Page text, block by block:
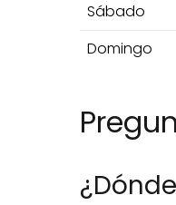
Sábado
Domingo